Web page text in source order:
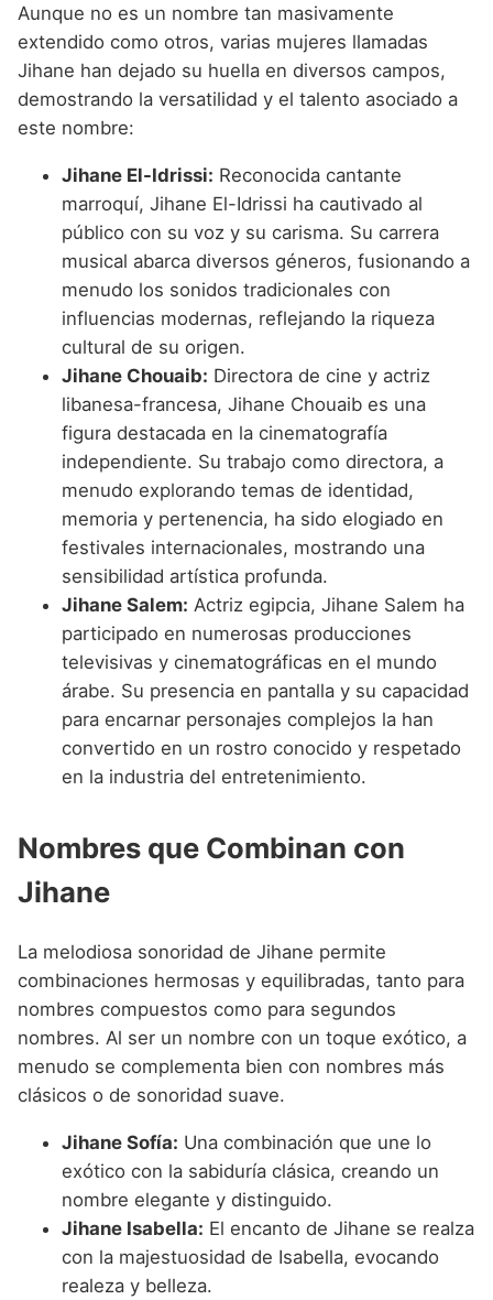
Aunque no es un nombre tan masivamente
extendido como otros, varias mujeres llamadas
Jihane han dejado su huella en diversos campos,
demostrando la versatilidad y el talento asociado a
este nombre:
Jihane El-Idrissi: Reconocida cantante
marroquí, Jihane El-Idrissi ha cautivado al
público con su voz y su carisma. Su carrera
musical abarca diversos géneros, fusionando a
menudo los sonidos tradicionales con
influencias modernas, reflejando la riqueza
cultural de su origen.
Jihane Chouaib: Directora de cine y actriz
libanesa-francesa, Jihane Chouaib es una
figura destacada en la cinematografía
independiente. Su trabajo como directora, a
menudo explorando temas de identidad,
memoria y pertenencia, ha sido elogiado en
festivales internacionales, mostrando una
sensibilidad artística profunda.
Jihane Salem: Actriz egipcia, Jihane Salem ha
participado en numerosas producciones
televisivas y cinematográficas en el mundo
árabe. Su presencia en pantalla y su capacidad
para encarnar personajes complejos la han
convertido en un rostro conocido y respetado
en la industria del entretenimiento.
Nombres que Combinan con
Jihane
La melodiosa sonoridad de Jihane permite
combinaciones hermosas y equilibradas, tanto para
nombres compuestos como para segundos
nombres. Al ser un nombre con un toque exótico, a
menudo se complementa bien con nombres más
clásicos o de sonoridad suave.
Jihane Sofía: Una combinación que une lo
exótico con la sabiduría clásica, creando un
nombre elegante y distinguido.
Jihane Isabella: El encanto de Jihane se realza
con la majestuosidad de Isabella, evocando
realeza y belleza.